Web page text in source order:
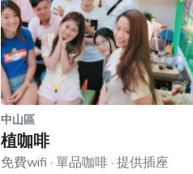
中山區
植咖啡
免費wifi · 單品咖啡 · 提供插座